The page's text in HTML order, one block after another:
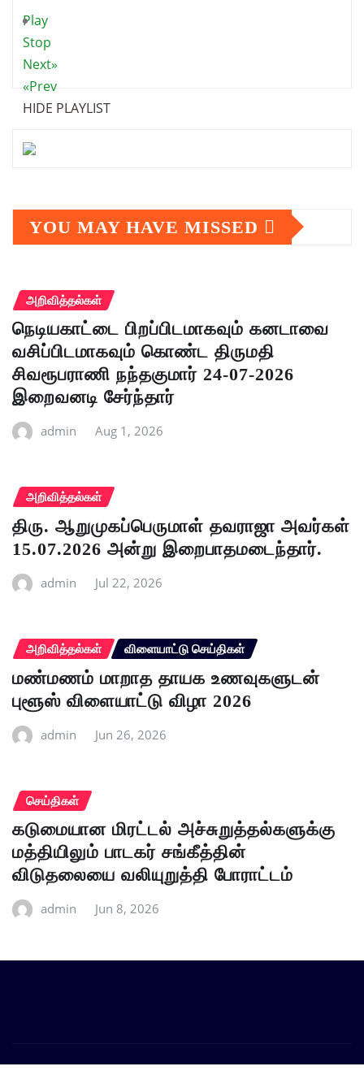
Play
Stop
Next»
«Prev
HIDE PLAYLIST
YOU MAY HAVE MISSED
அறிவித்தல்கள்
நெடியகாட்டை பிறப்பிடமாகவும் கனடாவை
வசிப்பிடமாகவும் கொண்ட திருமதி
சிவரூபராணி நந்தகுமார் 24-07-2026
இறைவனடி சேர்ந்தார்
admin Aug 1, 2026
அறிவித்தல்கள்
திரு. ஆறுமுகப்பெருமாள் தவராஜா அவர்கள்
15.07.2026 அன்று இறைபாதமடைந்தார்.
admin Jul 22, 2026
அறிவித்தல்கள் விளையாட்டு செய்திகள்
மண்மணம் மாறாத தாயக உணவுகளுடன்
புளூஸ் விளையாட்டு விழா 2026
admin Jun 26, 2026
செய்திகள்
கடுமையான மிரட்டல் அச்சுறுத்தல்களுக்கு
மத்தியிலும் பாடகர் சங்கீத்தின்
விடுதலையை வலியுறுத்தி போராட்டம்
admin Jun 8, 2026